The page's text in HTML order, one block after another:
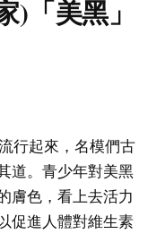
)「美黑」
行起來，名模們古
道。青少年對美黑
膚色，看上去活力
促進人體對維生素